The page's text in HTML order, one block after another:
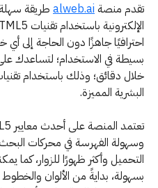
تقدم منصة alweb.ai طريقة
احترافيًا جاهزًا دون الحاجة إلى أي
بسيطة في الاستخدام؛ لتساعدك
خلال دقائق؛ وذلك باستخدام
البشرية المميزة.
وسهولة الفهرسة في محركات
التحميل وأكثر ظهورًا للزوار،
بسهولة، بدايةً من الألوان